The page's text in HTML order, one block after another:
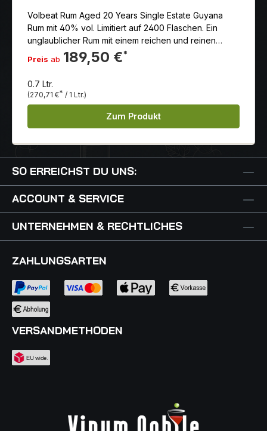
Volbeat Rum Aged 20 Years Single Estate Guyana
Rum mit 40% vol. Limitiert auf 2400 Flaschen. Ein
unglaublicher Rum mit einem reichen und reinen
Geschmack.
Preis ab 189,50 €*
0.7 Ltr.
(270,71 €* / 1 Ltr.)
Zum Produkt
SO ERREICHST DU UNS:
ACCOUNT & SERVICE
UNTERNEHMEN & RECHTLICHES
ZAHLUNGSARTEN
VERSANDMETHODEN